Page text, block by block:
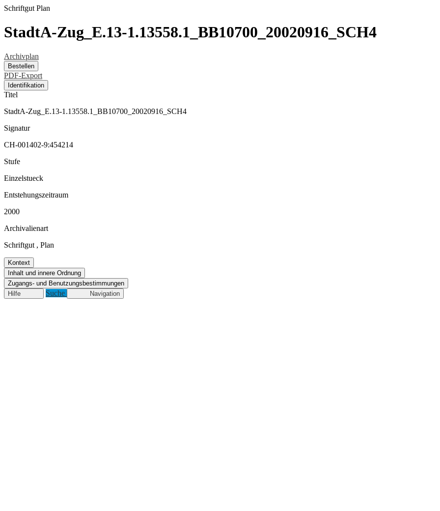
Schriftgut Plan
StadtA-Zug_E.13-1.13558.1_BB10700_20020916_SCH4
Archivplan
Bestellen
PDF-Export
Identifikation
Titel
StadtA-Zug_E.13-1.13558.1_BB10700_20020916_SCH4
Signatur
CH-001402-9:454214
Stufe
Einzelstueck
Entstehungszeitraum
2000
Archivalienart
Schriftgut , Plan
Kontext
Inhalt und innere Ordnung
Zugangs- und Benutzungsbestimmungen
Hilfe
Suche Navigation